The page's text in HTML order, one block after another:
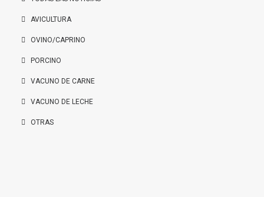
AVICULTURA
OVINO/CAPRINO
PORCINO
VACUNO DE CARNE
VACUNO DE LECHE
OTRAS